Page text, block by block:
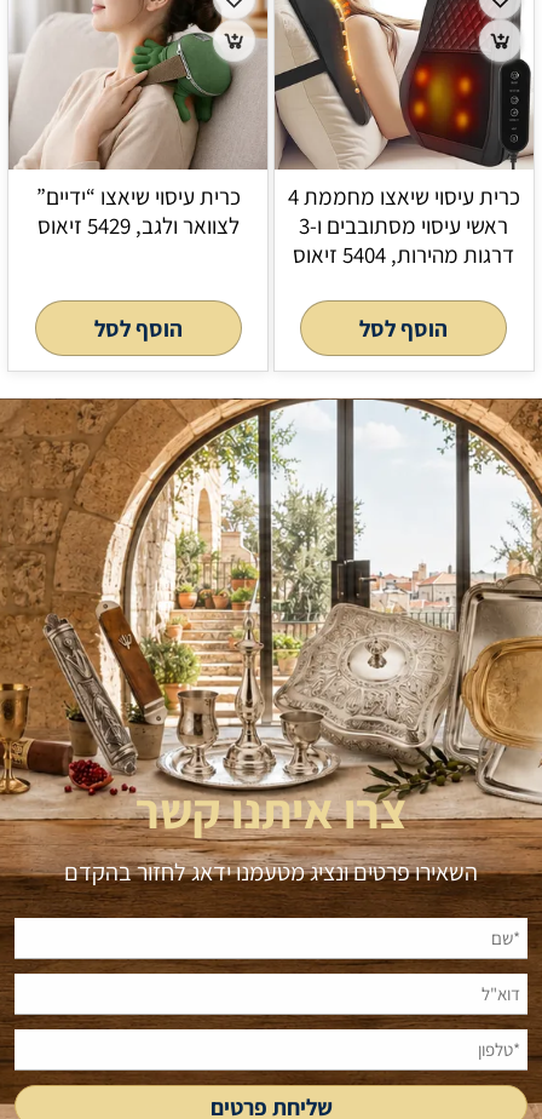
כרית עיסוי שיאצו מחממת 4
ראשי עיסוי מסתובבים ו-3
דרגות מהירות, 5404 זיאוס
הוסף לסל
כרית עיסוי שיאצו “ידיים”
לצוואר ולגב, 5429 זיאוס
הוסף לסל
צרו איתנו קשר
השאירו פרטים ונציג מטעמנו ידאג לחזור בהקדם